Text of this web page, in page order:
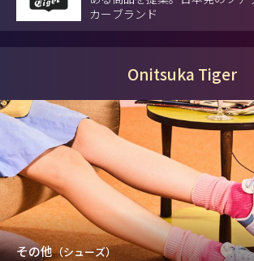
カーブランド
Onitsuka Tiger
その他（シューズ）